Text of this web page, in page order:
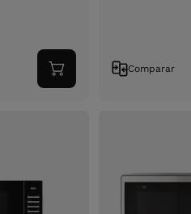
Adicionar
ao
Comparar